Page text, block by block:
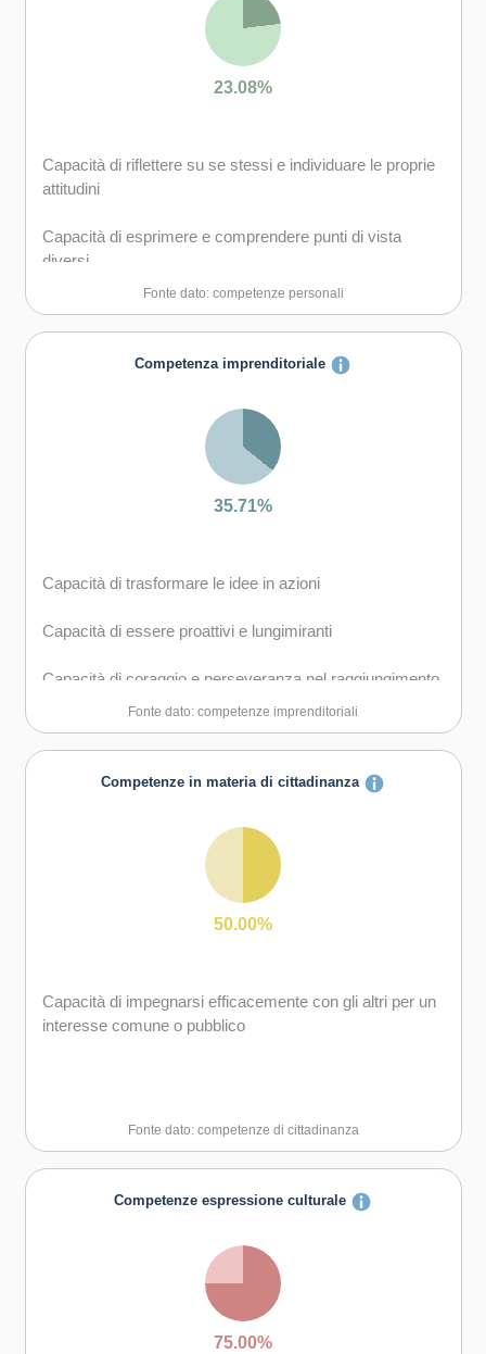
23.08%
Capacità di riflettere su se stessi e individuare le proprie
attitudini
Capacità di esprimere e comprendere punti di vista
diversi
carriera
Fonte dato: competenze personali
Competenza imprenditoriale
35.71%
Capacità di trasformare le idee in azioni
Capacità di essere proattivi e lungimiranti
Capacità di coraggio e perseveranza nel raggiungimento
degli obiettivi
Capacità di motivare gli altri e valorizzare le loro idee, di
provare empatia
Fonte dato: competenze imprenditoriali
Competenze in materia di cittadinanza
50.00%
Capacità di impegnarsi efficacemente con gli altri per un
interesse comune o pubblico
Fonte dato: competenze di cittadinanza
Competenze espressione culturale
75.00%